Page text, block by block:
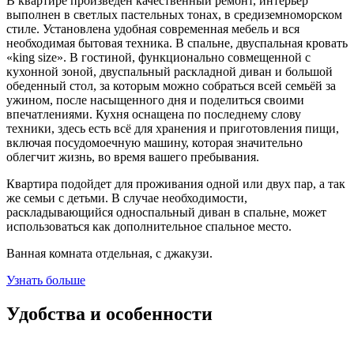
выполнен в светлых пастельных тонах, в средиземноморском
стиле. Установлена удобная современная мебель и вся
необходимая бытовая техника. В спальне, двуспальная кровать
«king size». В гостиной, функционально совмещенной с
кухонной зоной, двуспальный раскладной диван и большой
обеденный стол, за которым можно собраться всей семьёй за
ужином, после насыщенного дня и поделиться своими
впечатлениями. Кухня оснащена по последнему слову
техники, здесь есть всё для хранения и приготовления пищи,
включая посудомоечную машину, которая значительно
облегчит жизнь, во время вашего пребывания.
Квартира подойдет для проживания одной или двух пар, а так
же семьи с детьми. В случае необходимости,
раскладывающийся односпальный диван в спальне, может
использоваться как дополнительное спальное место.
Ванная комната отдельная, с джакузи.
Узнать больше
Удобства и особенности